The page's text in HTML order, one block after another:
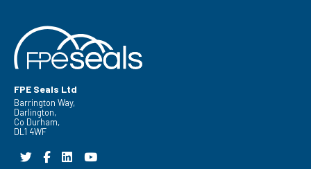
FPE Seals Ltd
Barrington Way,
Darlington,
Co Durham,
DL1 4WF